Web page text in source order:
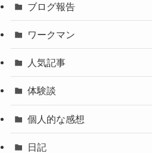
ブログ報告
ワークマン
人気記事
体験談
個人的な感想
日記